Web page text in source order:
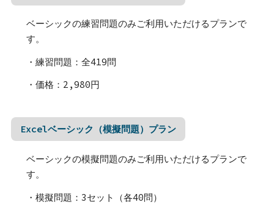
ベーシックの練習問題のみご利用いただけるプランで
す。
・練習問題：全419問
・価格：2,980円
Excelベーシック（模擬問題）プラン
ベーシックの模擬問題のみご利用いただけるプランで
す。
・模擬問題：3セット（各40問）